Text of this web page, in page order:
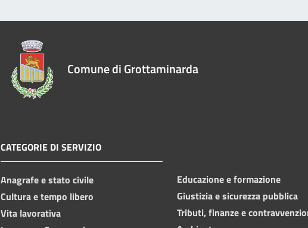
Comune di Grottaminarda
CATEGORIE DI SERVIZIO
Anagrafe e stato civile
Cultura e tempo libero
Vita lavorativa
Educazione e formazione
Giustizia e sicurezza pubblica
Tributi, finanze e